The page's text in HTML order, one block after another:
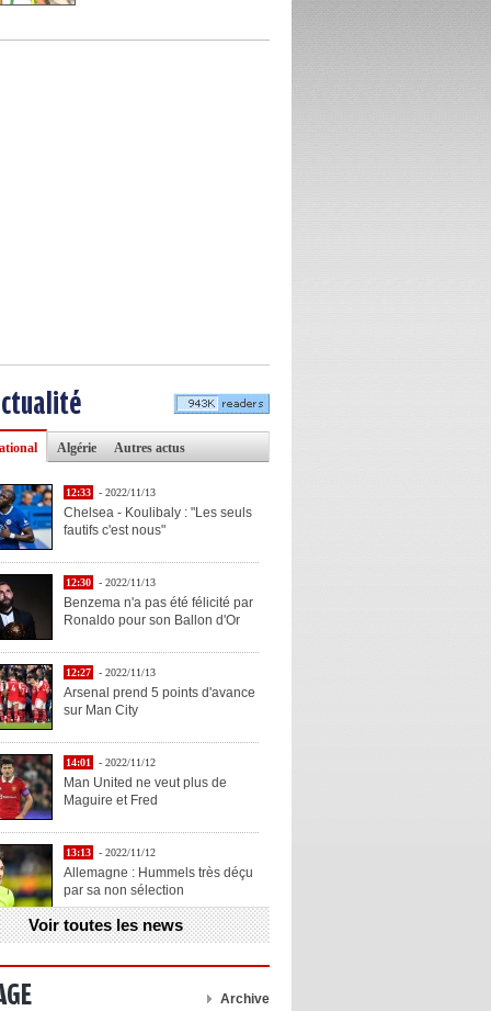
Algérie Autres actus
12:33 - 2022/11/13
Chelsea - Koulibaly : "Les seuls
fautifs c'est nous"
12:30 - 2022/11/13
Benzema n'a pas été félicité par
Ronaldo pour son Ballon d'Or
12:27 - 2022/11/13
Arsenal prend 5 points d'avance
sur Man City
14:01 - 2022/11/12
Man United ne veut plus de
Maguire et Fred
13:13 - 2022/11/12
Allemagne : Hummels très déçu
par sa non sélection
13:11 - 2022/11/12
Henry explique la chose qu'il
Voir toutes les news
Archive